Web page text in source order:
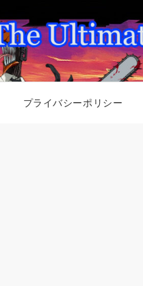
プライバシーポリシー